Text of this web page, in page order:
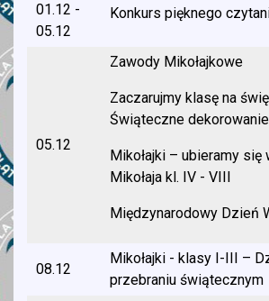
01.12 -
05.12
Konkurs pięknego
05.12
Zawody Mikołajkowe
Zaczarujmy klasę na
Świąteczne
Mikołajki – ubieramy się
Mikołaja kl. IV - VIII
Międzynarodowy Dzień
08.12
Mikołajki - klasy I-III –
przebraniu świątecznym